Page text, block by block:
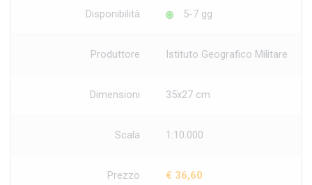
Disponibilità 5-7 gg
Produttore Istituto Geografico Militare
Dimensioni 35x27 cm
Scala 1:10.000
Prezzo € 36,60